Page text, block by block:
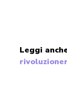
Leggi